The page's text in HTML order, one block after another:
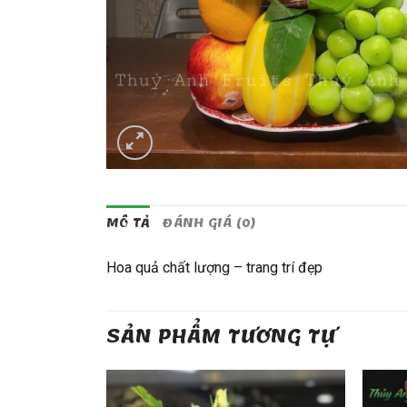
MÔ TẢ ĐÁNH GIÁ (0)
Hoa quả chất lượng – trang trí đẹp
SẢN PHẨM TƯƠNG TỰ